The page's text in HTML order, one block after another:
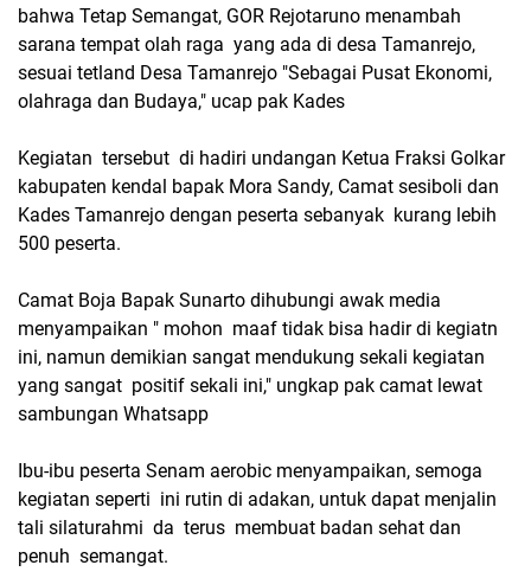
bahwa Tetap Semangat, GOR Rejotaruno menambah
sarana tempat olah raga yang ada di desa Tamanrejo,
sesuai tetland Desa Tamanrejo "Sebagai Pusat Ekonomi,
olahraga dan Budaya," ucap pak Kades
Kegiatan tersebut di hadiri undangan Ketua Fraksi Golkar
kabupaten kendal bapak Mora Sandy, Camat sesiboli dan
Kades Tamanrejo dengan peserta sebanyak kurang lebih
500 peserta.
Camat Boja Bapak Sunarto dihubungi awak media
menyampaikan " mohon maaf tidak bisa hadir di kegiatn
ini, namun demikian sangat mendukung sekali kegiatan
yang sangat positif sekali ini," ungkap pak camat lewat
sambungan Whatsapp
Ibu-ibu peserta Senam aerobic menyampaikan, semoga
kegiatan seperti ini rutin di adakan, untuk dapat menjalin
tali silaturahmi da terus membuat badan sehat dan
penuh semangat.